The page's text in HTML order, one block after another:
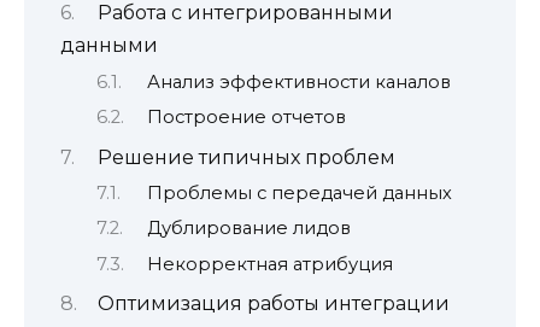
Работа с интегрированными
данными
Анализ эффективности каналов
Построение отчетов
Решение типичных проблем
Проблемы с передачей данных
Дублирование лидов
Некорректная атрибуция
Оптимизация работы интеграции